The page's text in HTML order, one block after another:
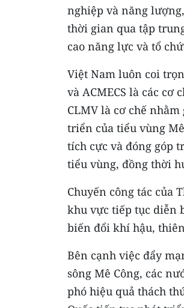
nghiệp và năng
thời gian qua tập
cao năng lực và tổ
Việt Nam luôn coi
và ACMECS là các
CLMV là cơ chế
triển của tiểu vùng
tích cực và đóng góp
tiểu vùng, đồng thời
Chuyến công tác của
khu vực tiếp tục diễn
biến đổi khí hậu,
Bên cạnh việc đẩy
sông Mê Công, các
phó hiệu quả thách